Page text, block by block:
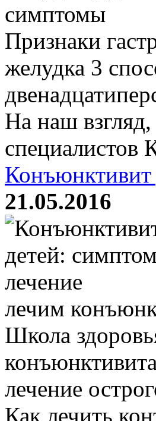
Признаки
желудка 3
На наш взгляд,
специалистов
Конъюнктивит
21.05.2016
лечим
Школа
лечение
Как лечить